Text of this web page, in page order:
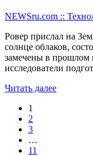
NEWSru.com ::
Ровер прислал на
солнце облаков,
замечены в прошлом
исследователи
Читать далее
1
2
3
…
11